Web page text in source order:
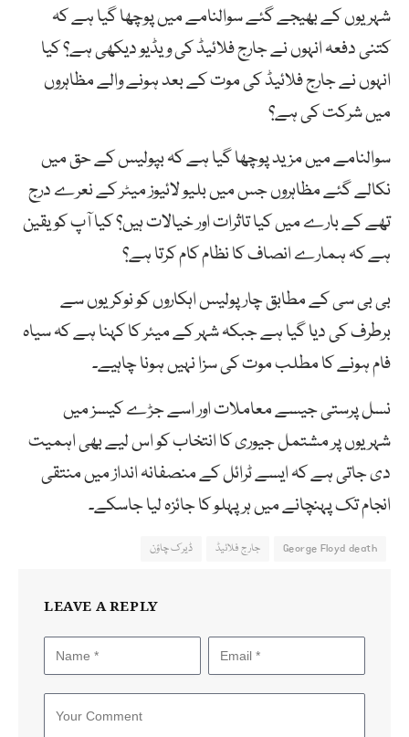
شہریوں کے بھیجے گئے سوالنامے میں پوچھا گیا ہے کہ
کتنی دفعہ انہوں نے جارج فلائیڈ کی ویڈیو دیکھی ہے؟ کیا
انہوں نے جارج فلائیڈ کی موت کے بعد ہونے والے مظاہروں
میں شرکت کی ہے؟
سوالنامے میں مزید پوچھا گیا ہے کہ بپولیس کے حق میں
نکالے گئے مظاہروں جس میں بلیو لائیوز میٹر کے نعرے درج
تھے کے بارے میں کیا تاثرات اور خیالات ہیں؟ کیا آپ کو یقین
ہے کہ ہمارے انصاف کا نظام کام کرتا ہے؟
بی بی سی کے مطابق چار پولیس اہکاروں کو نوکریوں سے
برطرف کی دیا گیا ہے جبکہ شہر کے میئر کا کہنا ہے کہ سیاہ
فام ہونے کا مطلب موت کی سزا نہیں ہونا چاہیے۔
نسل پرستی جیسے معاملات اور اسے جڑے کیسز میں
شہریوں پر مشتمل جیوری کا انتخاب کو اس لیے بھی اہمیت
دی جاتی ہے کہ ایسے ٹرائل کے منصفانہ انداز میں منتقی
انجام تک پہنچانے میں ہر پہلو کا جائزہ لیا جاسکے۔
George Floyd death جارج فلائیڈ ڈیرک چاؤن
LEAVE A REPLY